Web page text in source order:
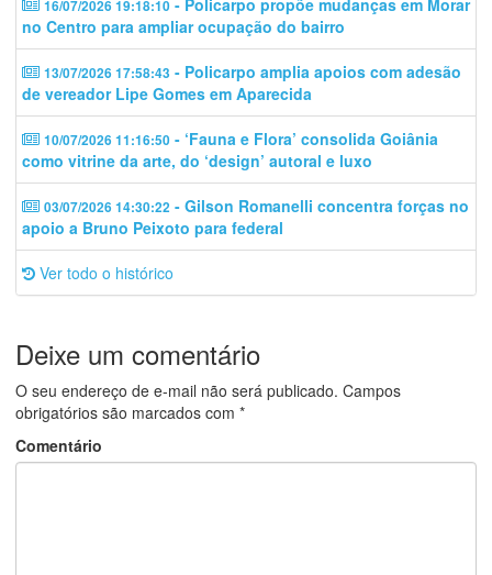
16/07/2026 19:18:10 - Policarpo propõe mudanças em Morar
no Centro para ampliar ocupação do bairro
13/07/2026 17:58:43 - Policarpo amplia apoios com adesão
de vereador Lipe Gomes em Aparecida
10/07/2026 11:16:50 - ‘Fauna e Flora’ consolida Goiânia
como vitrine da arte, do ‘design’ autoral e luxo
03/07/2026 14:30:22 - Gilson Romanelli concentra forças no
apoio a Bruno Peixoto para federal
Ver todo o histórico
Deixe um comentário
O seu endereço de e-mail não será publicado. Campos
obrigatórios são marcados com *
Comentário